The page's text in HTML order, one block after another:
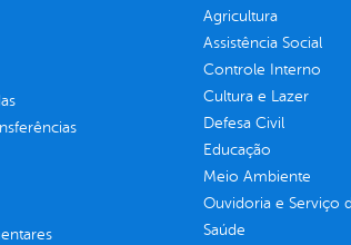
Agricultura
Assistência Social
Controle Interno
Cultura e Lazer
Defesa Civil
Educação
Meio Ambiente
Ouvidoria e Serviço
Saúde